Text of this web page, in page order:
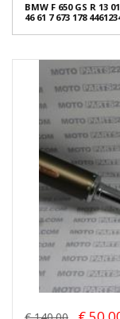
BMW F 650 GS R 13
46 61 7 673 178